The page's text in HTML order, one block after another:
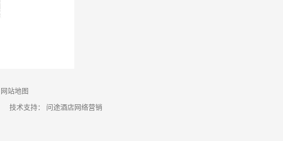
网站地图
技术支持： 问途酒店网络营销